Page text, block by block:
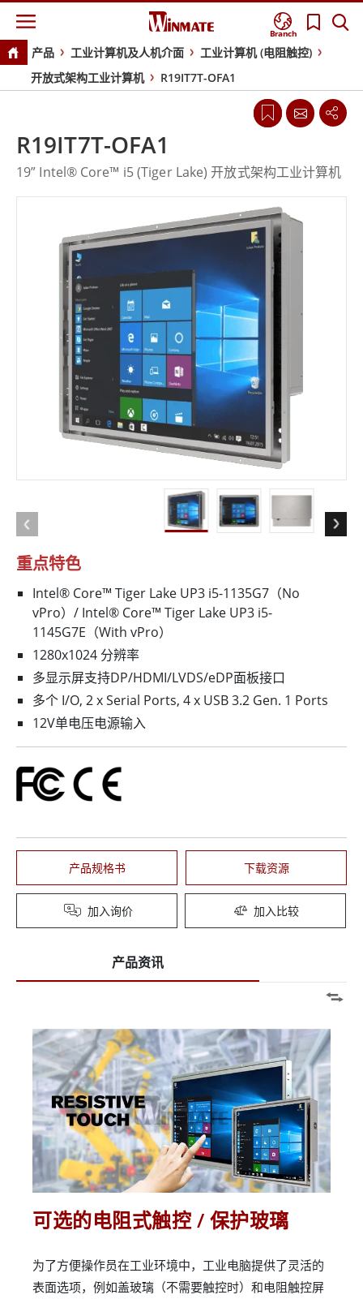
Branch
产品 工业计算机及人机介面
工业计算机 (电阻触控)
开放式架构工业计算机
R19IT7T-OFA1
重点特色
Intel® Core™ Tiger Lake UP3 i5-1135G7（No
vPro）/ Intel® Core™ Tiger Lake UP3 i5-
1145G7E（With vPro）
1280x1024 分辨率
多显示屏支持DP/HDMI/LVDS/eDP面板接口
多个 I/O, 2 x Serial Ports, 4 x USB 3.2 Gen. 1 Ports
12V单电压电源输入
产品规格书 下载资源
加入询价 加入比较
R19IT7T-OFA1
19” Intel® Core™ i5 (Tiger Lake) 开放式架构工业计算机
产品资讯
可选的电阻式触控 / 保护玻璃
为了方便操作员在工业环境中，工业电脑提供了灵活的
表面选项，例如盖玻璃（不需要触控时）和电阻触控屏